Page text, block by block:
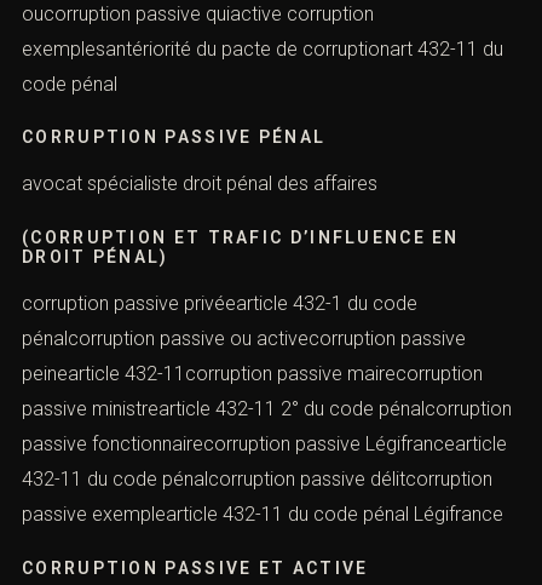
oucorruption passive quiactive corruption
exemplesantériorité du pacte de corruptionart 432-11 du
code pénal
CORRUPTION PASSIVE PÉNAL
avocat spécialiste droit pénal des affaires
(CORRUPTION ET TRAFIC D’INFLUENCE EN
DROIT PÉNAL)
corruption passive privéearticle 432-1 du code
pénalcorruption passive ou activecorruption passive
peinearticle 432-11corruption passive mairecorruption
passive ministrearticle 432-11 2° du code pénalcorruption
passive fonctionnairecorruption passive Légifrancearticle
432-11 du code pénalcorruption passive délitcorruption
passive exemplearticle 432-11 du code pénal Légifrance
CORRUPTION PASSIVE ET ACTIVE